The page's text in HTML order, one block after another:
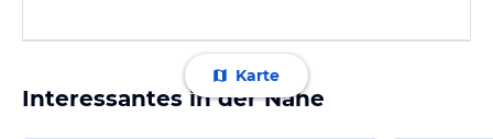
Karte
Interessantes in der Nähe